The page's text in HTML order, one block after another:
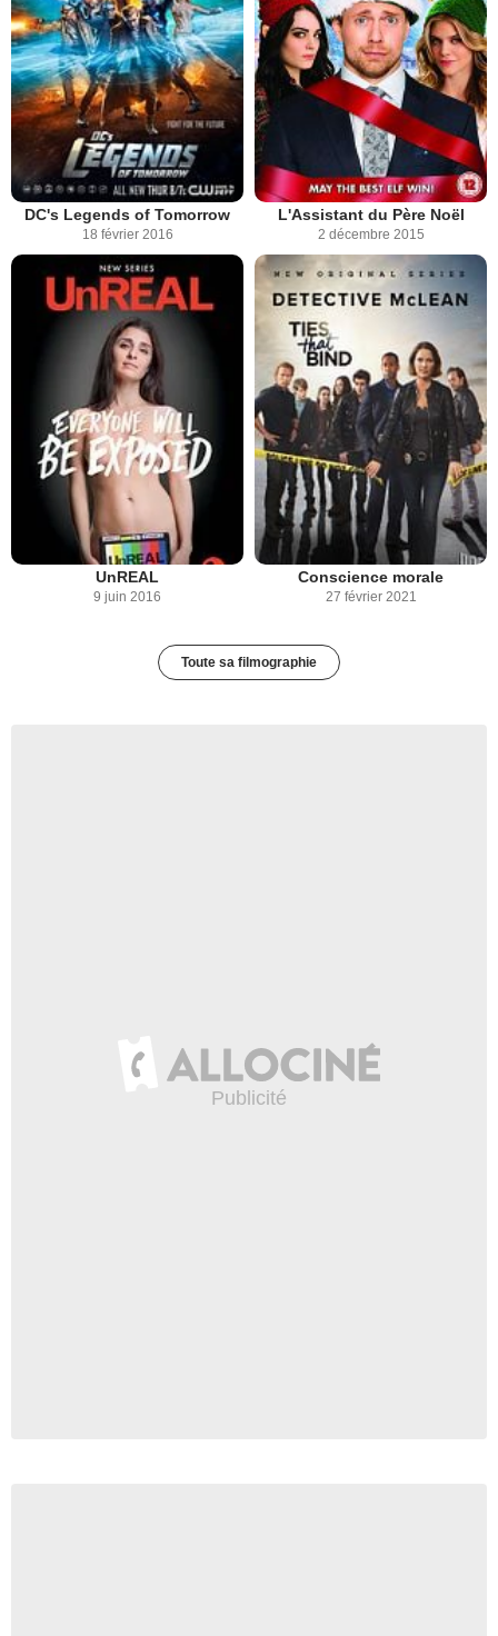
DC's Legends of Tomorrow
18 février 2016
L'Assistant du Père Noël
2 décembre 2015
UnREAL
9 juin 2016
Conscience morale
27 février 2021
Toute sa filmographie